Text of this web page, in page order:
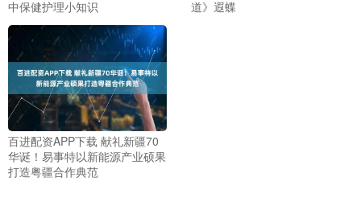
中保健护理小知识 道》遐蝶
百进配资APP下载 献礼新疆70
华诞！易事特以新能源产业硕果
打造粤疆合作典范